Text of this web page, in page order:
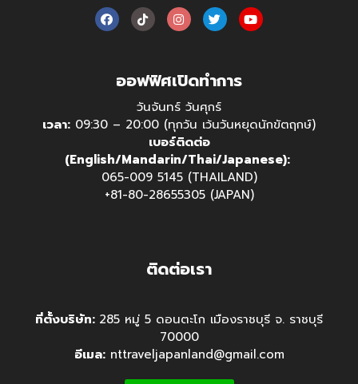
ออฟฟิศเปิดทำการ
วันจันทร์ วันศุกร์
เวลา: 09:30 – 20:00 (ทุกวัน เว้นวันหยุดนักขัตฤกษ์)
เบอร์ติดต่อ
(English/Mandarin/Thai/Japanese):
065-009 5145 (THAILAND)
+81-80-28655305 (JAPAN)
ติดต่อเรา
ที่ตั้งบริษัท: 285 หมู่ 5 ดอนตะโก เมืองราชบุรี จ. ราชบุรี
70000
อีเมล:nttraveljapanland@gmail.com